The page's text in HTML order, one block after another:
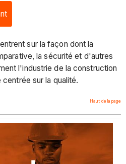
sur la façon dont la
la sécurité et d'autres
l'industrie de la construction
sur la qualité.
Haut de la page